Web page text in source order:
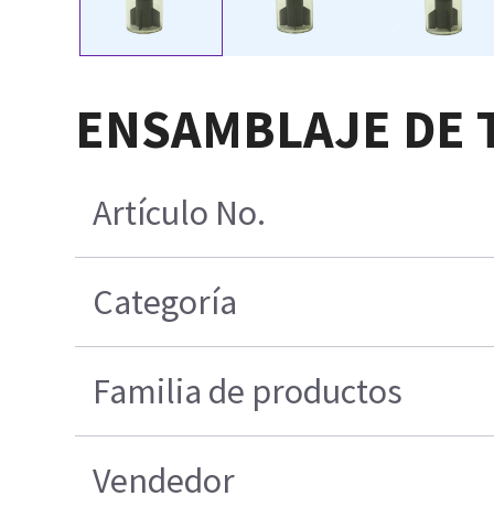
ENSAMBLAJE DE
Artículo No.
Categoría
Familia de productos
Vendedor